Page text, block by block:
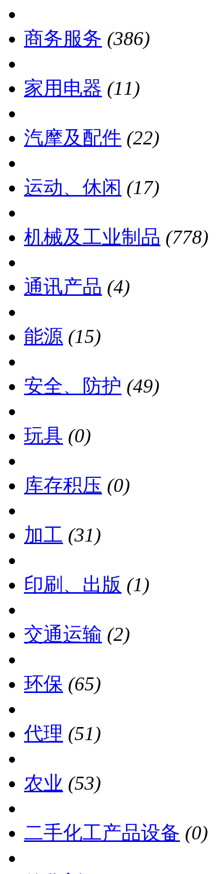
商务服务 (386)
家用电器 (11)
汽摩及配件 (22)
运动、休闲 (17)
机械及工业制品 (778)
通讯产品 (4)
能源 (15)
安全、防护 (49)
玩具 (0)
库存积压 (0)
加工 (31)
印刷、出版 (1)
交通运输 (2)
环保 (65)
代理 (51)
农业 (53)
二手化工产品设备 (0)